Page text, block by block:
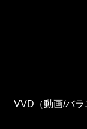
VVD（動画/バラ